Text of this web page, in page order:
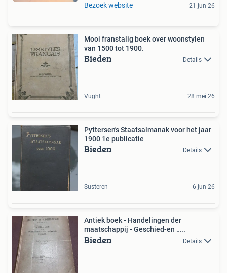
Bezoek website 21 jun 26
Mooi franstalig boek over woonstylen
van 1500 tot 1900.
Bieden Details
Vught 28 mei 26
Pyttersen's Staatsalmanak voor het jaar
1900 1e publicatie
Bieden Details
Susteren 6 jun 26
Antiek boek - Handelingen der
maatschappij - Geschied-en …..
Bieden Details